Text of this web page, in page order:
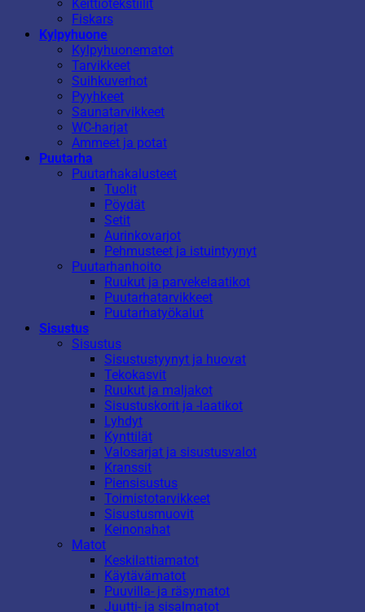
Keittiötekstiilit
Fiskars
Kylpyhuone
Kylpyhuonematot
Tarvikkeet
Suihkuverhot
Pyyhkeet
Saunatarvikkeet
WC-harjat
Ammeet ja potat
Puutarha
Puutarhakalusteet
Tuolit
Pöydät
Setit
Aurinkovarjot
Pehmusteet ja istuintyynyt
Puutarhanhoito
Ruukut ja parvekelaatikot
Puutarhatarvikkeet
Puutarhatyökalut
Sisustus
Sisustus
Sisustustyynyt ja huovat
Tekokasvit
Ruukut ja maljakot
Sisustuskorit ja -laatikot
Lyhdyt
Kynttilät
Valosarjat ja sisustusvalot
Kranssit
Piensisustus
Toimistotarvikkeet
Sisustusmuovit
Keinonahat
Matot
Keskilattiamatot
Käytävämatot
Puuvilla- ja räsymatot
Juutti- ja sisalmatot